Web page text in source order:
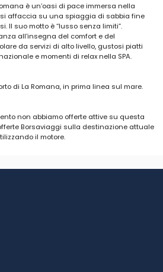
è un’oasi di pace immersa nella
affaccia su una spiaggia di sabbia fine
Il suo motto è “lusso senza limiti”.
all’insegna del comfort e del
da servizi di alto livello, gustosi piatti
e momenti di relax nella SPA.
di La Romana, in prima linea sul mare.
di sabbia bianca. Diverse piscine con
di cui una esclusiva in
e un nuovo acquapark con piscina e
in 8 blocchi a 2 o 3 piani immersi in un
rinnovate e dotate di 1 letto king
privati, aria condizionata,
telefono, minibar, cassetta di sicurezza,
Con supplemento sono disponibili le
servizi esclusivi tra cui piscina e area
può ospitare fino a 4 persone con un
di camere comunicanti. Sono inoltre
vista piscina e vista mare laterale.
non abbiamo offerte attive su questa
Borsaviaggi sulla destinazione attuale
il motore.